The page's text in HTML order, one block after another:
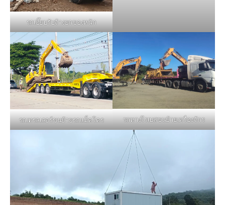
รถเฮี๊ยบรับจ้างยกของหนัก
รถเทรลเลอร์ขนย้ายรถแม็คโคร รถหางโรเบสขนย้ายเครื่องจักร